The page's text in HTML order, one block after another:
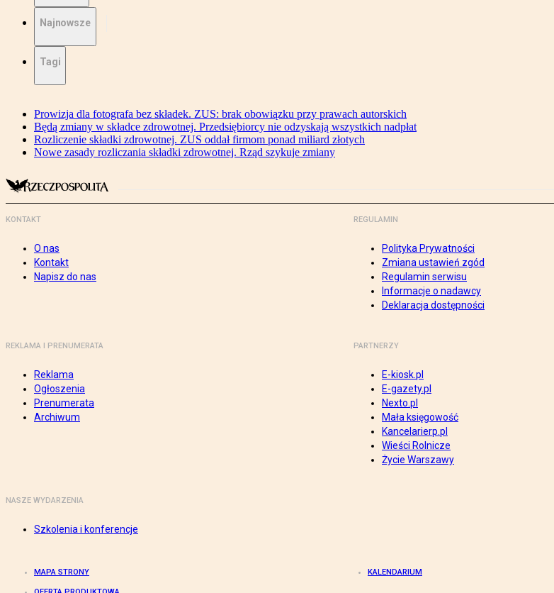
Najnowsze
Tagi
Prowizja dla fotografa bez składek. ZUS: brak obowiązku przy prawach autorskich
Będą zmiany w składce zdrowotnej. Przedsiębiorcy nie odzyskają wszystkich nadpłat
Rozliczenie składki zdrowotnej. ZUS oddał firmom ponad miliard złotych
Nowe zasady rozliczania składki zdrowotnej. Rząd szykuje zmiany
KONTAKT
O nas
Kontakt
Napisz do nas
REGULAMIN
Polityka Prywatności
Zmiana ustawień zgód
Regulamin serwisu
Informacje o nadawcy
Deklaracja dostępności
REKLAMA I PRENUMERATA
Reklama
Ogłoszenia
Prenumerata
Archiwum
PARTNERZY
E-kiosk.pl
E-gazety.pl
Nexto.pl
Mała księgowość
Kancelarierp.pl
Wieści Rolnicze
Życie Warszawy
NASZE WYDARZENIA
Szkolenia i konferencje
MAPA STRONY KALENDARIUM